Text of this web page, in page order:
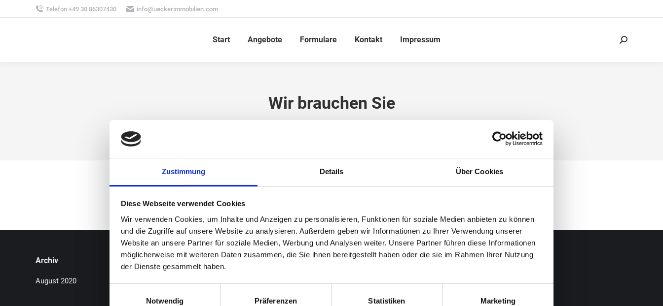
Zustimmung Details Über Cookies
Diese Webseite verwendet Cookies
Wir verwenden Cookies, um Inhalte und Anzeigen zu personalisieren, Funktionen für soziale Medien anbieten zu können
und die Zugriffe auf unsere Website zu analysieren. Außerdem geben wir Informationen zu Ihrer Verwendung unserer
Website an unsere Partner für soziale Medien, Werbung und Analysen weiter. Unsere Partner führen diese Informationen
möglicherweise mit weiteren Daten zusammen, die Sie ihnen bereitgestellt haben oder die sie im Rahmen Ihrer Nutzung
der Dienste gesammelt haben.
Notwendig
Präferenzen Statistiken Marketing
Telefon +49 30 86307430 info@ueckerimmobilien.com
Start Angebote Formulare Kontakt Impressum Suchen:
Wir brauchen Sie
Archiv
August 2020
Kategorien Meta
Eintrags-Feed